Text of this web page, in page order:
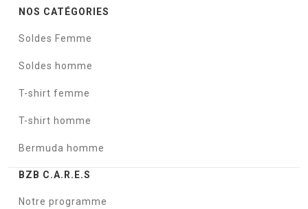
NOS CATÉGORIES
Soldes Femme
Soldes homme
T-shirt femme
T-shirt homme
Bermuda homme
BZB C.A.R.E.S
Notre programme